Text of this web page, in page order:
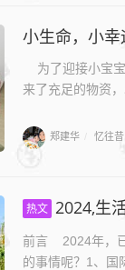
小生命，小
为了迎接小宝宝
来了充足的物资
郑建华 忆往昔
热文 2024,生
前言 2024年，已
的事情呢？1、国